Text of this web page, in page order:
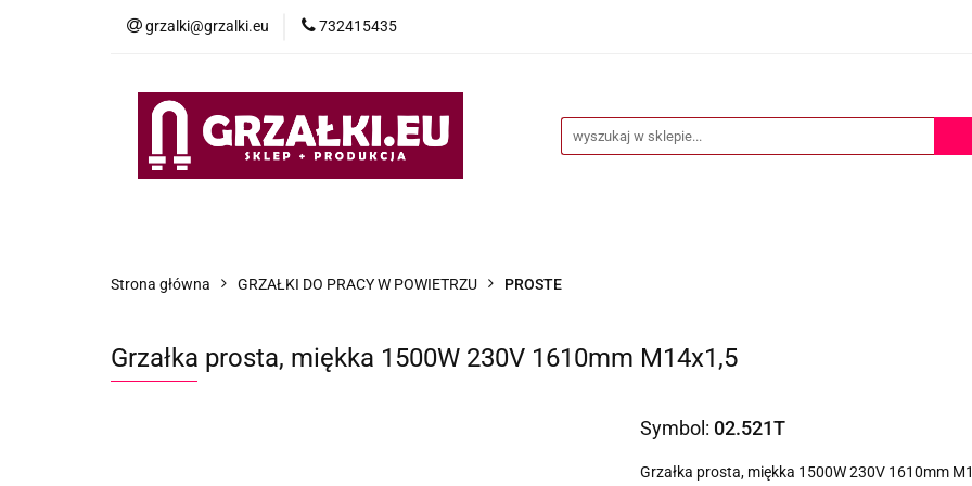
grzalki@grzalki.eu 732415435
Strona główna GRZAŁKI DO PRACY W POWIETRZU PROSTE
Grzałka prosta, miękka 1500W 230V 1610mm M14x1,5
Symbol: 02.521T
Grzałka prosta, miękka 1500W 230V 1610mm